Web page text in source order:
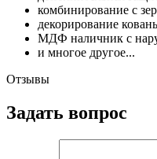
комбинирование с
декорирование
МДФ наличник с
и многое другое...
Отзывы
Задать вопрос